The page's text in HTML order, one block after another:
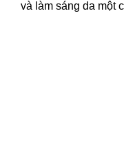
và làm sáng da một